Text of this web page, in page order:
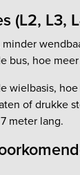
(L2, L3,
bus, hoe
wielbasis,
of drukke
meter lang.